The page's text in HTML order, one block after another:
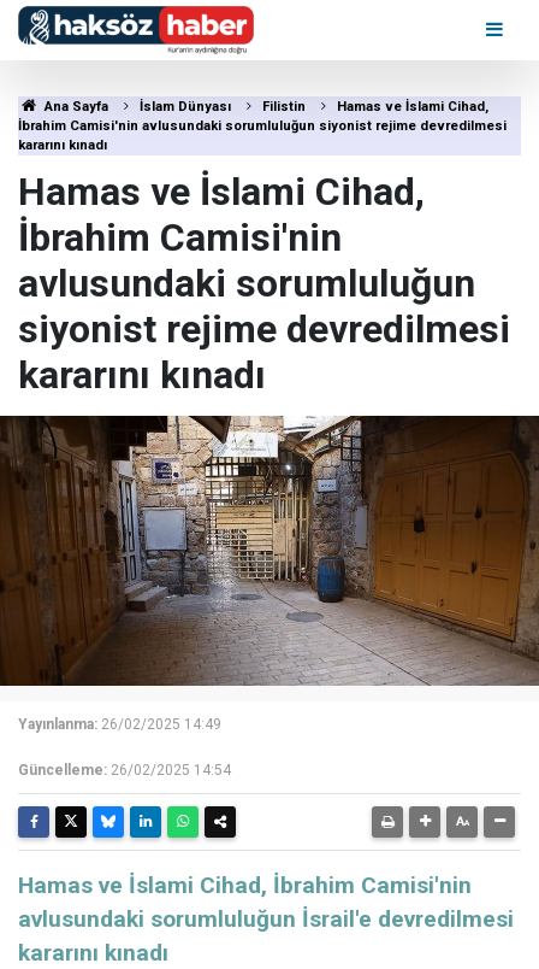
Ana Sayfa İslam Dünyası Filistin
Hamas ve İslami Cihad,
İbrahim Camisi'nin avlusundaki sorumluluğun siyonist rejime devredilmesi
kararını kınadı
Hamas ve İslami Cihad,
İbrahim Camisi'nin
avlusundaki sorumluluğun
siyonist rejime devredilmesi
kararını kınadı
Yayınlanma: 26/02/2025 14:49
Güncelleme: 26/02/2025 14:54
Hamas ve İslami Cihad, İbrahim Camisi'nin
avlusundaki sorumluluğun İsrail'e devredilmesi
kararını kınadı